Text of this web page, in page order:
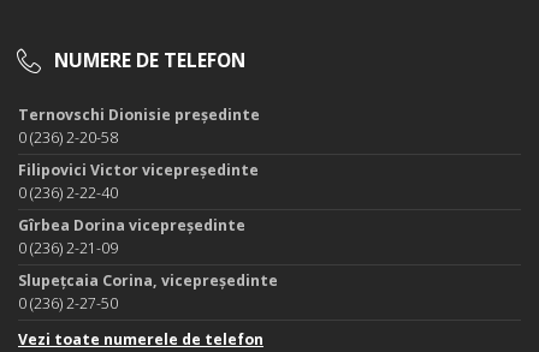
NUMERE DE TELEFON
Ternovschi Dionisie președinte
0 (236) 2-20-58
Filipovici Victor vicepreședinte
0 (236) 2-22-40
Gîrbea Dorina vicepreședinte
0 (236) 2-21-09
Slupețcaia Corina, vicepreședinte
0 (236) 2-27-50
Vezi toate numerele de telefon